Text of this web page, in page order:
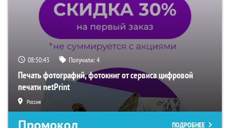
08:50:42 Получили:4
Печать фотографий, фотокниг от сервиса цифровой
печати netPrint
Россия
ПОДРОБНЕЕ